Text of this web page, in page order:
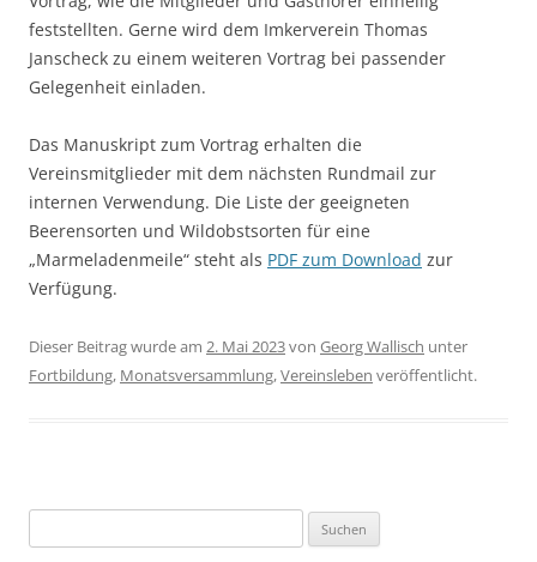
feststellten. Gerne wird dem Imkerverein Thomas
Janscheck zu einem weiteren Vortrag bei passender
Gelegenheit einladen.
Das Manuskript zum Vortrag erhalten die
Vereinsmitglieder mit dem nächsten Rundmail zur
internen Verwendung. Die Liste der geeigneten
Beerensorten und Wildobstsorten für eine
„Marmeladenmeile“ steht als PDF zum Download zur
Verfügung.
Dieser Beitrag wurde am 2. Mai 2023von Georg Wallisch unter
Fortbildung, Monatsversammlung,Vereinsleben veröffentlicht.
nach: